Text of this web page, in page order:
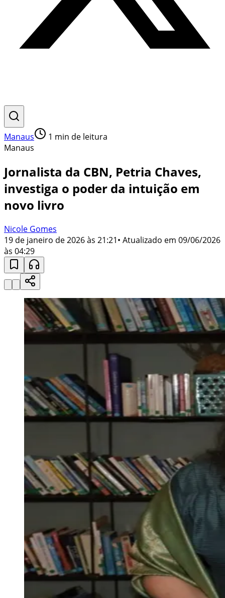
Manaus 1 min de leitura
Manaus
Jornalista da CBN, Petria Chaves,
investiga o poder da intuição em
novo livro
Nicole Gomes
19 de janeiro de 2026 às 21:21• Atualizado em 09/06/2026
às 04:29